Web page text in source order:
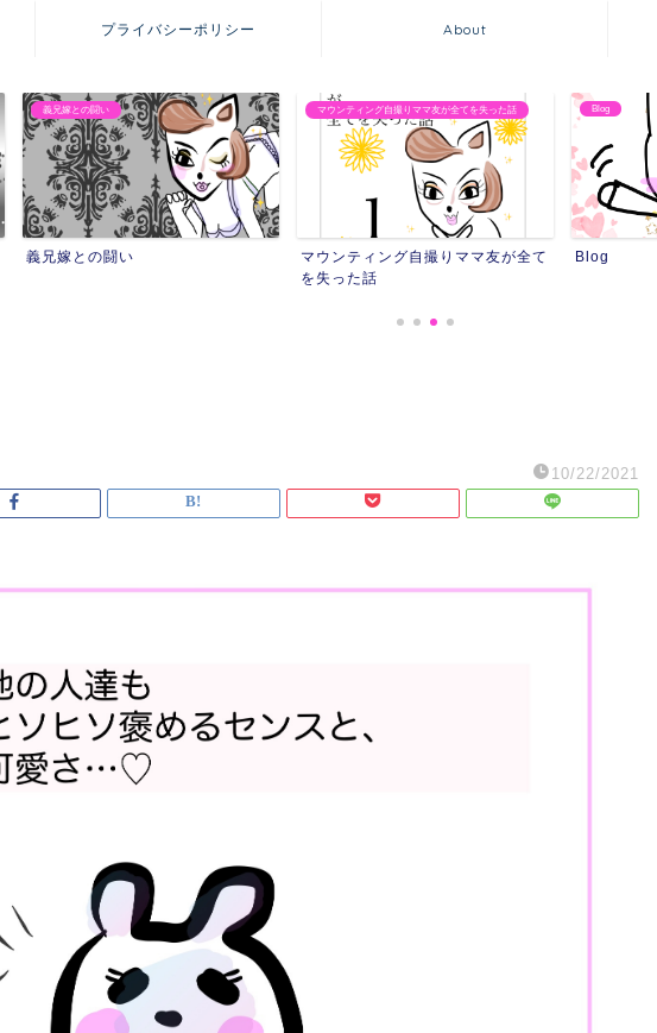
プライバシーポリシー About
マウンティング自撮りママ友が全てを失った話
マウンティング自撮りママ友が全て
Blog
Blog
友達にストー
友達にスト
10/22/2021